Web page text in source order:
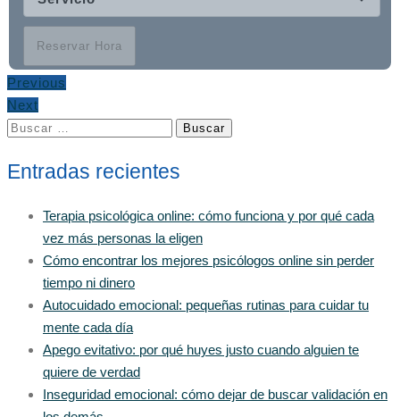
Reservar Hora
Previous
Next
Buscar:
Entradas recientes
Terapia psicológica online: cómo funciona y por qué cada
vez más personas la eligen
Cómo encontrar los mejores psicólogos online sin perder
tiempo ni dinero
Autocuidado emocional: pequeñas rutinas para cuidar tu
mente cada día
Apego evitativo: por qué huyes justo cuando alguien te
quiere de verdad
Inseguridad emocional: cómo dejar de buscar validación en